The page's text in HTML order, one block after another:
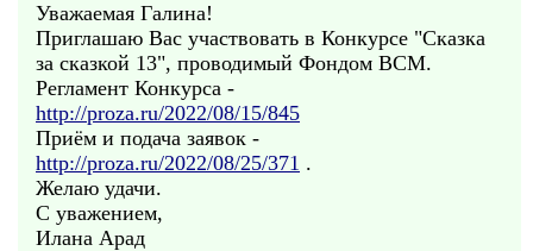
Уважаемая Галина!
Приглашаю Вас участвовать в Конкурсе "Сказка
за сказкой 13", проводимый Фондом ВСМ.
Регламент Конкурса -
http://proza.ru/2022/08/15/845
Приём и подача заявок -
http://proza.ru/2022/08/25/371 .
Желаю удачи.
С уважением,
Илана Арад